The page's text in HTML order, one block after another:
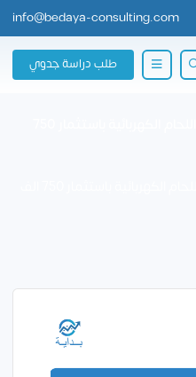
info@bedaya-consulting.com
طلب دراسة جدوي